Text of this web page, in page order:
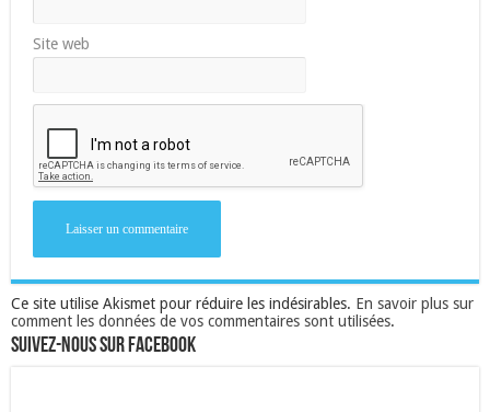
Site web
Ce site utilise Akismet pour réduire les indésirables. En savoir plus sur
comment les données de vos commentaires sont utilisées.
Suivez-nous sur Facebook